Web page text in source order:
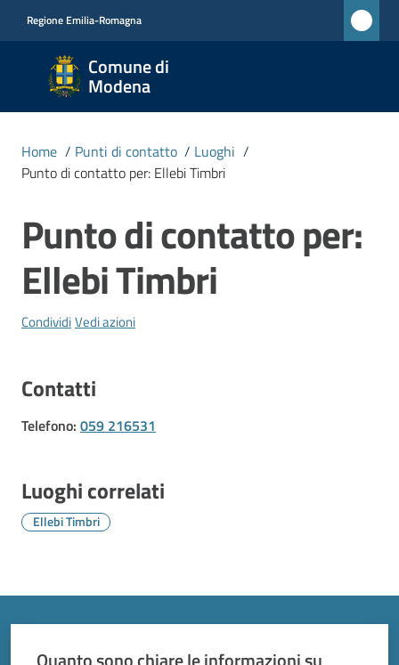
Regione Emilia-Romagna
Comune di
Modena
Comune
di
Modena
CIVICA
MONET
Amministrazione
Vivere
Modena
Argomenti
Home / Punti di contatto / Luoghi /
Punto di contatto per: Ellebi Timbri
Salta al contenuto
Punto di contatto per:
Ellebi Timbri
CondividiVedi azioni
Contatti
Telefono: 059 216531
Luoghi correlati
Ellebi Timbri